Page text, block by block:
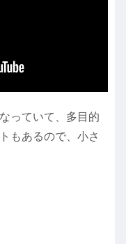
っていて、多目的
もあるので、小さ